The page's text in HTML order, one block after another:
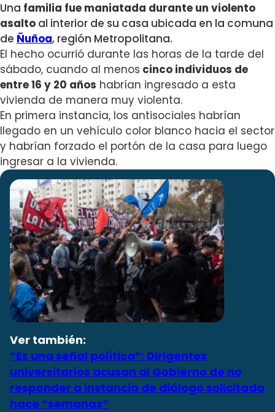
Una familia fue maniatada durante un violento
asalto al interior de su casa ubicada en la comuna
de Ñuñoa, región Metropolitana.
El hecho ocurrió durante las horas de la tarde del
sábado, cuando al menos cinco individuos de
entre 16 y 20 años habrían ingresado a esta
vivienda de manera muy violenta.
En primera instancia, los antisociales habrían
llegado en un vehículo color blanco hacia el sector
y habrían forzado el portón de la casa para luego
ingresar a la vivienda.
Ver también:
“Es una señal política”: Dirigentes
universitarios acusan al Gobierno de no
responder a instancia de diálogo solicitada
hace “semanas”